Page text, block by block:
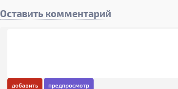
Оставить комментарий
добавить предпросмотр